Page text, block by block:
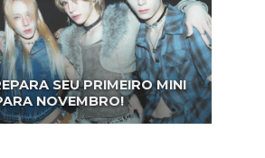
SEU PRIMEIRO MINI
NOVEMBRO!